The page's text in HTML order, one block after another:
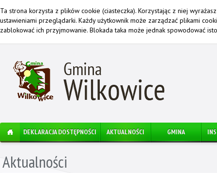
Ta strona korzysta z plików cookie (ciasteczka). Korzystając z niej
ustawieniami przeglądarki. Każdy użytkownik może zarządzać plikami
zablokować ich przyjmowanie. Blokada taka może jednak spowodować
DEKLARACJA DOSTĘPNOŚCI AKTUALNOŚCI GMINA
Aktualności